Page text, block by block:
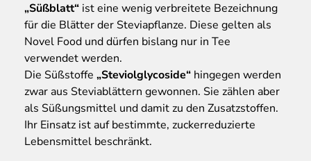
„Süßblatt“ ist eine wenig verbreitete Bezeichnung
für die Blätter der Steviapflanze. Diese gelten als
Novel Food und dürfen bislang nur in Tee
verwendet werden.
Die Süßstoffe „Steviolglycoside“ hingegen werden
zwar aus Steviablättern gewonnen. Sie zählen aber
als Süßungsmittel und damit zu den Zusatzstoffen.
Ihr Einsatz ist auf bestimmte, zuckerreduzierte
Lebensmittel beschränkt.